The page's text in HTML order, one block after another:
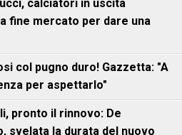
calciatori in uscita
fine mercato per dare una
col pugno duro! Gazzetta: "A
per aspettarlo"
pronto il rinnovo: De
svelata la durata del nuovo